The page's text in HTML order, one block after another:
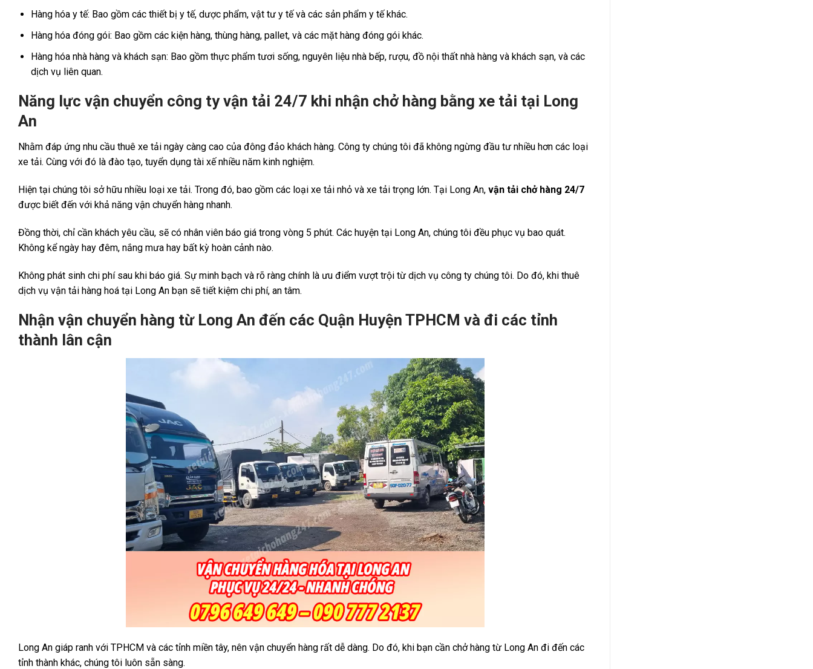
Hàng hóa y tế: Bao gồm các thiết bị y tế, dược phẩm, vật tư y tế và các sản phẩm y tế khác.
Hàng hóa đóng gói: Bao gồm các kiện hàng, thùng hàng, pallet, và các mặt hàng đóng gói khác.
Hàng hóa nhà hàng và khách sạn: Bao gồm thực phẩm tươi sống, nguyên liệu nhà bếp, rượu, đồ nội thất nhà hàng và khách sạn, và các
dịch vụ liên quan.
Năng lực vận chuyển công ty vận tải 24/7 khi nhận chở hàng bằng xe tải tại Long
An
Nhằm đáp ứng nhu cầu thuê xe tải ngày càng cao của đông đảo khách hàng. Công ty chúng tôi đã không ngừng đầu tư nhiều hơn các loại
xe tải. Cùng với đó là đào tạo, tuyển dụng tài xế nhiều năm kinh nghiệm.
Hiện tại chúng tôi sở hữu nhiều loại xe tải. Trong đó, bao gồm các loại xe tải nhỏ và xe tải trọng lớn. Tại Long An, vận tải chở hàng 24/7
được biết đến với khả năng vận chuyển hàng nhanh.
Đồng thời, chỉ cần khách yêu cầu, sẽ có nhân viên báo giá trong vòng 5 phút. Các huyện tại Long An, chúng tôi đều phục vụ bao quát.
Không kể ngày hay đêm, nắng mưa hay bất kỳ hoàn cảnh nào.
Không phát sinh chi phí sau khi báo giá. Sự minh bạch và rõ ràng chính là ưu điểm vượt trội từ dịch vụ công ty chúng tôi. Do đó, khi thuê
dịch vụ vận tải hàng hoá tại Long An bạn sẽ tiết kiệm chi phí, an tâm.
Nhận vận chuyển hàng từ Long An đến các Quận Huyện TPHCM và đi các tỉnh
thành lân cận
Long An giáp ranh với TPHCM và các tỉnh miền tây, nên vận chuyển hàng rất dễ dàng. Do đó, khi bạn cần chở hàng từ Long An đi đến các
tỉnh thành khác, chúng tôi luôn sẵn sàng.